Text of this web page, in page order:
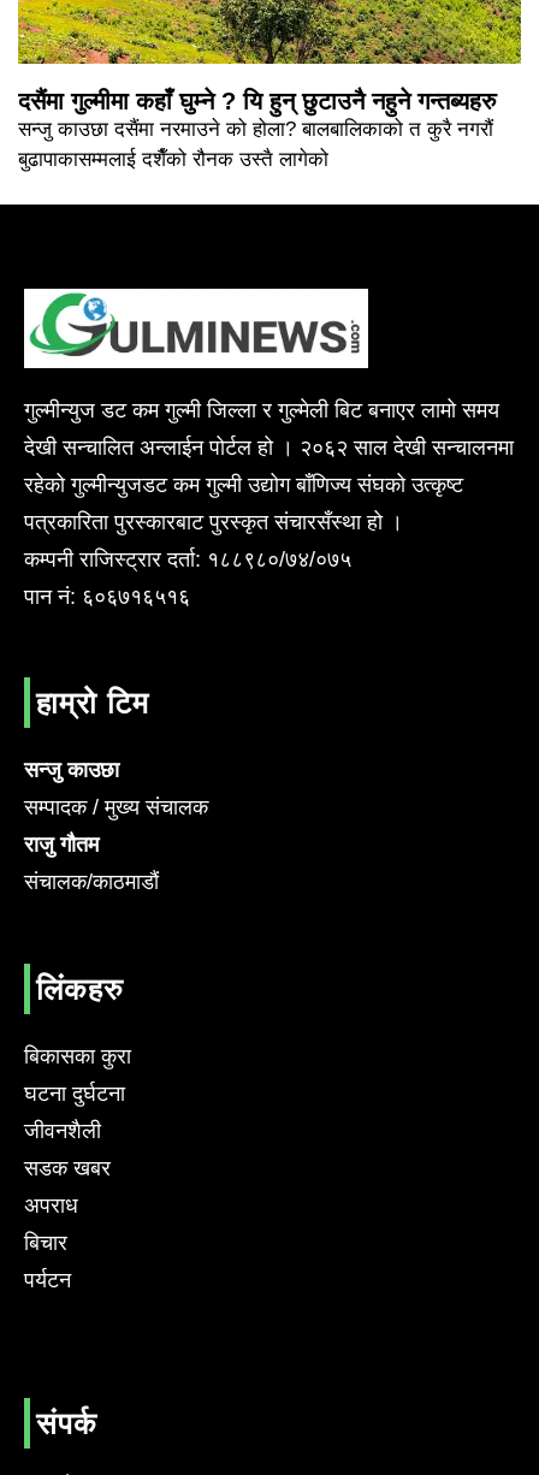
दसैंमा गुल्मीमा कहाँ घुम्ने ? यि हुन् छुटाउनै नहुने गन्तब्यहरु
सन्जु काउछा दसैंमा नरमाउने को होला? बालबालिकाको त कुरै नगरौं
बुढापाकासम्मलाई दशैँको रौनक उस्तै लागेको
गुल्मीन्युज डट कम गुल्मी जिल्ला र गुल्मेली बिट बनाएर लामो समय
देखी सन्चालित अन्लाईन पोर्टल हो । २०६२ साल देखी सन्चालनमा
रहेको गुल्मीन्युजडट कम गुल्मी उद्योग बाँणिज्य संघको उत्कृष्ट
पत्रकारिता पुरस्कारबाट पुरस्कृत संचारसँस्था हो ।
कम्पनी राजिस्ट्रार दर्ता: १८८९८०/७४/०७५
पान नं: ६०६७१६५१६
हाम्रो टिम
सन्जु काउछा
सम्पादक / मुख्य संचालक
राजु गौतम
संचालक/काठमाडौं
लिंकहरु
बिकासका कुरा
घटना दुर्घटना
जीवनशैली
सडक खबर
अपराध
बिचार
पर्यटन
संपर्क